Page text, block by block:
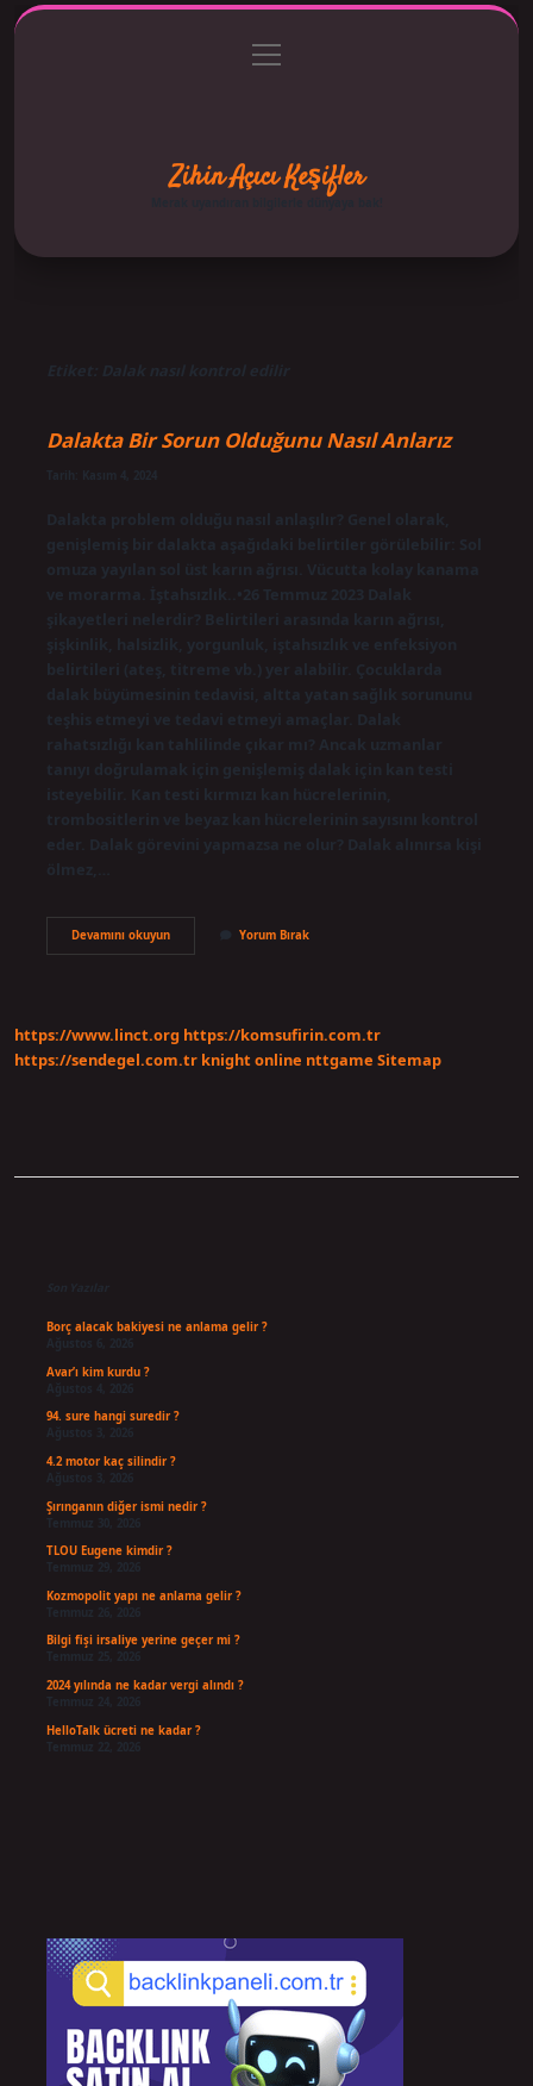
Gizlilik Politikası
menüyü
aç
Zihin Açıcı Keşifler
Merak uyandıran bilgilerle dünyaya bak!
Etiket: Dalak nasıl kontrol edilir
Dalakta Bir Sorun Olduğunu Nasıl Anlarız
Dalakta problem olduğu nasıl anlaşılır? Genel olarak,
genişlemiş bir dalakta aşağıdaki belirtiler görülebilir: Sol
omuza yayılan sol üst karın ağrısı. Vücutta kolay kanama
ve morarma. İştahsızlık..•26 Temmuz 2023 Dalak
şikayetleri nelerdir? Belirtileri arasında karın ağrısı,
şişkinlik, halsizlik, yorgunluk, iştahsızlık ve enfeksiyon
belirtileri (ateş, titreme vb.) yer alabilir. Çocuklarda
dalak büyümesinin tedavisi, altta yatan sağlık sorununu
teşhis etmeyi ve tedavi etmeyi amaçlar. Dalak
rahatsızlığı kan tahlilinde çıkar mı? Ancak uzmanlar
tanıyı doğrulamak için genişlemiş dalak için kan testi
isteyebilir. Kan testi kırmızı kan hücrelerinin,
trombositlerin ve beyaz kan hücrelerinin sayısını kontrol
eder. Dalak görevini yapmazsa ne olur? Dalak alınırsa kişi
ölmez,…
Devamını okuyunDalakta
Bir
Yorum Bırak
https://www.linct.org https://komsufirin.com.tr
https://sendegel.com.tr knight online nttgame Sitemap
Son Yazılar
Borç alacak bakiyesi ne anlama gelir ?
Ağustos 6, 2026
Avar’ı kim kurdu ?
Ağustos 4, 2026
94. sure hangi suredir ?
Ağustos 3, 2026
4.2 motor kaç silindir ?
Ağustos 3, 2026
Şırınganın diğer ismi nedir ?
TLOU Eugene kimdir ?
Temmuz 29, 2026
Kozmopolit yapı ne anlama gelir ?
Bilgi fişi irsaliye yerine geçer mi ?
Temmuz 25, 2026
2024 yılında ne kadar vergi alındı ?
HelloTalk ücreti ne kadar ?